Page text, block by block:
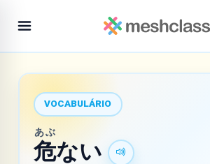
VOCABULÁRIO
危
あぶ
ない